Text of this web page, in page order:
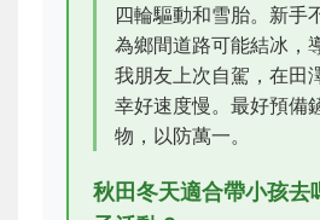
四輪驅動和雪胎。新手
為鄉間道路可能結冰，
我朋友上次自駕，在田
幸好速度慢。最好預備
物，以防萬一。
秋田冬天適合帶小孩去